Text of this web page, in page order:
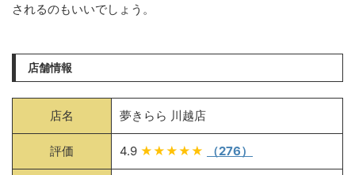
されるのもいいでしょう。
店舗情報
店名 夢きらら 川越店
評価 4.9 ★★★★★ （276）